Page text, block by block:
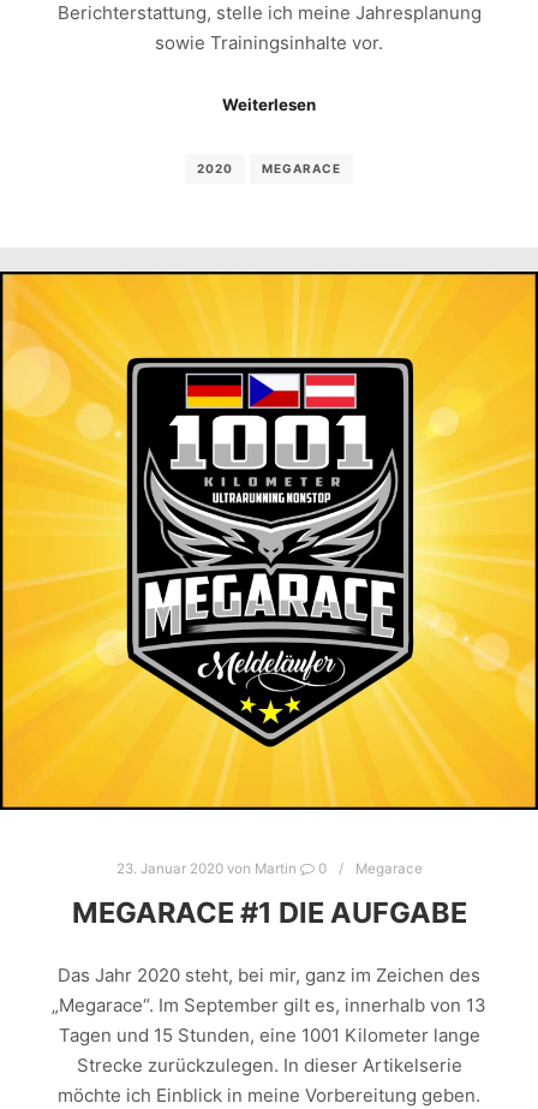
Berichterstattung, stelle ich meine Jahresplanung
sowie Trainingsinhalte vor.
Weiterlesen
2020 MEGARACE
23. Januar 2020von Martin 0 Megarace
MEGARACE #1 DIE AUFGABE
Das Jahr 2020 steht, bei mir, ganz im Zeichen des
„Megarace“. Im September gilt es, innerhalb von 13
Tagen und 15 Stunden, eine 1001 Kilometer lange
Strecke zurückzulegen. In dieser Artikelserie
möchte ich Einblick in meine Vorbereitung geben.